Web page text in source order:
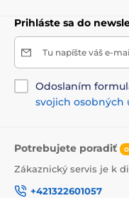
Prihláste sa do
Tu napíšte váš e-
Odoslaním
svojich osobných
Potrebujete poradiť
Zákaznický servis je k
+421322601057